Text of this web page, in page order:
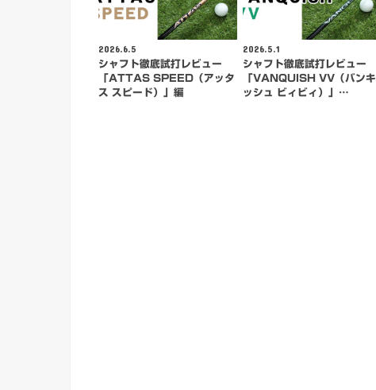
2026.6.5
シャフト徹底試打レビュー
「ATTAS SPEED（アッタ
ス スピード）」編
2026.5.1
シャフト徹底試打レビュー
「VANQUISH VV（バンキ
ッシュ ビィビィ）」…